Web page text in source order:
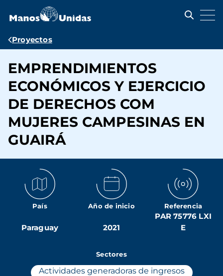
contenido
Ruta
navegación
Proyectos
EMPRENDIMIENTOS
ECONÓMICOS Y EJERCICIO
DE DERECHOS COM
MUJERES CAMPESINAS EN
GUAIRÁ
País
Paraguay
Año de inicio
2021
Referencia
PAR 75776 LXI
E
Sectores
Actividades generadoras de ingresos